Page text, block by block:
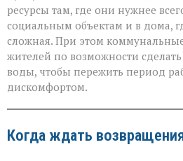
ресурсы там, где они нужнее
социальным объектам и в дома,
сложная. При этом
жителей по возможности
воды, чтобы пережить период
дискомфортом.
Когда ждать